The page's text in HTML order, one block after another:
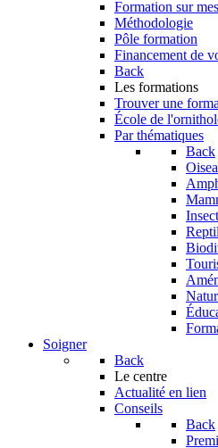
Formation sur
Méthodologie
Pôle formation
Financement de
Back
Les formations
Trouver une
École de
Par thématiques
Back
Soigner
Back
Le centre
Actualité en lien
Conseils
Back